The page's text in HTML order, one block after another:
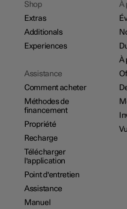
Shop
Extras
Additionals
Experiences
Assistance
Comment acheter
Méthodes de
financement
Propriété
Recharge
Télécharger
l'application
Point d'entretien
Assistance
Manuel
À
À